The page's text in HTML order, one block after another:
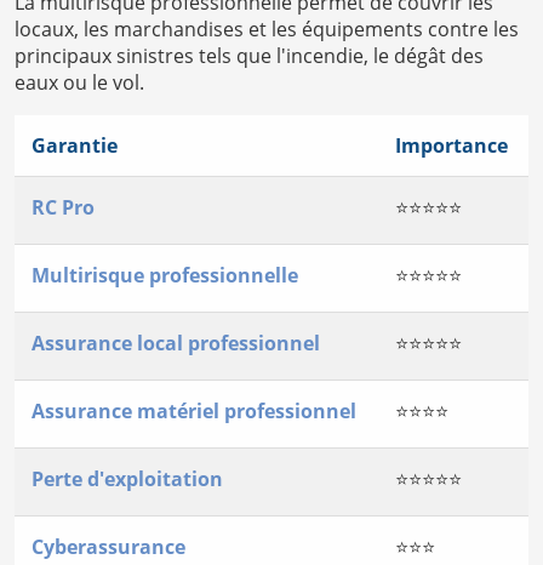
locaux, les marchandises et les équipements contre les
principaux sinistres tels que l'incendie, le dégât des
eaux ou le vol.
Garantie Importance
RC Pro ⭐⭐⭐⭐⭐
Multirisque professionnelle ⭐⭐⭐⭐⭐
Assurance local professionnel ⭐⭐⭐⭐⭐
Assurance matériel professionnel ⭐⭐⭐⭐
Perte d'exploitation ⭐⭐⭐⭐⭐
Cyberassurance ⭐⭐⭐